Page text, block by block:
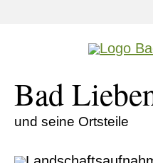
Bad
und seine Ortsteile